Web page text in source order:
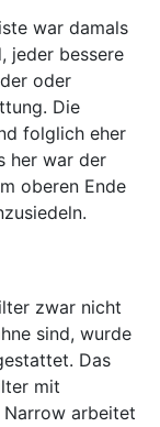
war damals
jeder bessere
oder
Die
folglich eher
her war der
oberen Ende
zwar nicht
sind, wurde
Das
mit
arbeitet